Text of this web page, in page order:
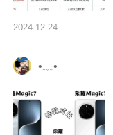
2024-12-24
•﹏•